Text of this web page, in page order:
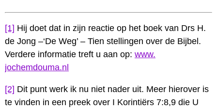
[1] Hij doet dat in zijn reactie op het boek van Drs H.
de Jong –‘De Weg’ – Tien stellingen over de Bijbel.
Verdere informatie treft u aan op: www.
jochemdouma.nl
[2] Dit punt werk ik nu niet nader uit. Meer hierover is
te vinden in een preek over I Korintiërs 7:8,9 die U